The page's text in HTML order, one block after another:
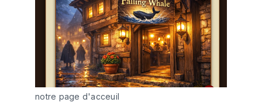
notre page d'acceuil